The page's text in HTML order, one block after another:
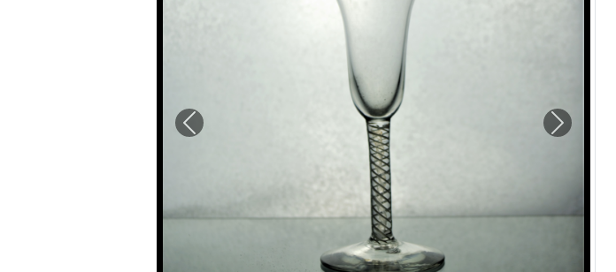
Previous Next